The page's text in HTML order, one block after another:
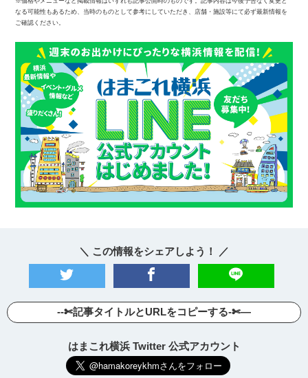
なる可能性もあるため、当時のものとして参考にしていただき、店舗・施設等にて必ず最新情報を
ご確認ください。
＼ この情報をシェアしよう！ ／
--✄記事タイトルとURLをコピーする-✄—
はまこれ横浜 Twitter 公式アカウント